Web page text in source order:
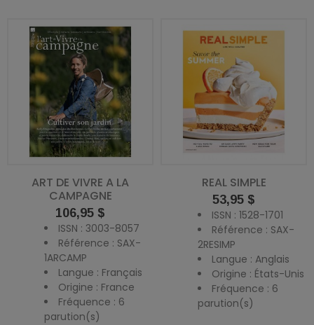
ART DE VIVRE A LA
CAMPAGNE
Prix
106,95 $
ISSN : 3003-8057
Référence : SAX-
1ARCAMP
Langue : Français
Origine : France
Fréquence : 6
parution(s)
REAL SIMPLE
Prix
53,95 $
ISSN : 1528-1701
Référence : SAX-
2RESIMP
Langue : Anglais
Origine : États-Unis
Fréquence : 6
parution(s)